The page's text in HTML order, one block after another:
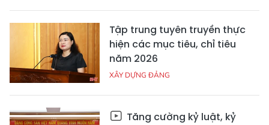
Tập trung tuyên truyền thực
hiện các mục tiêu, chỉ tiêu
năm 2026
XÂY DỰNG ĐẢNG
Tăng cường kỷ luật, kỷ